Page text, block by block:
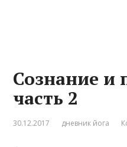
Сознание и
часть 2
30.12.2017 дневник йога